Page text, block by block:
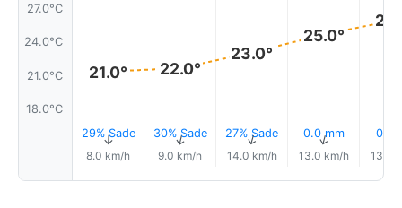
27.0°C
24.0°C
21.0°C
18.0°C
21.0°
29% Sade
↑
8.0 km/h
22.0°
30% Sade
↑
9.0 km/h
23.0°
27% Sade
↑
14.0 km/h
25.0°
0.0 mm
↑
13.0 km/h
0.1
13.0